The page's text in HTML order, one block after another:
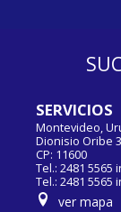
SERVICIOS
Montevideo,
Dionisio Oribe
CP: 11600
Tel.: 2481 5565
Tel.: 2481 5565
ver mapa